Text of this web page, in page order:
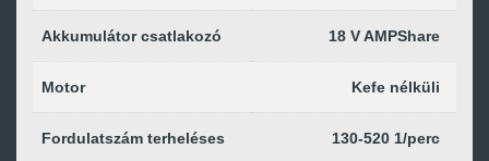
Akkumulátor csatlakozó 18 V AMPShare
Motor Kefe nélküli
Fordulatszám terheléses
130-520 1/perc